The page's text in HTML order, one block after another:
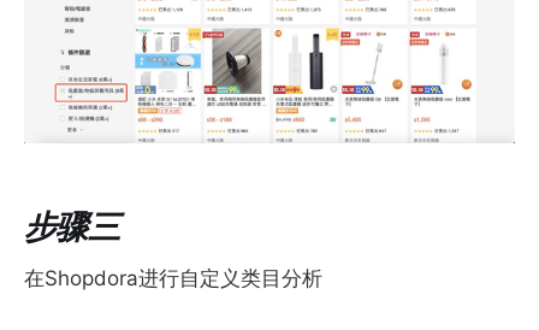
步骤三
在Shopdora进行自定义类目分析